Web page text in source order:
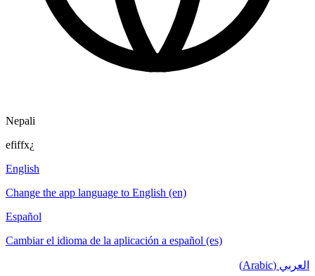
Nepali
efiffx¿
English
Change the app language to English (en)
Español
Cambiar el idioma de la aplicación a español (es)
العربي (Arabic)